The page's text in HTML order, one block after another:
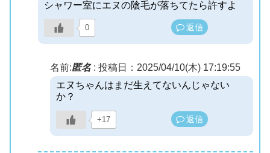
シャワー室にエヌの陰毛が落ちてたら許すよ
0 返信
名前:匿名: 投稿日：2025/04/10(木) 17:19:55
エヌちゃんはまだ生えてないんじゃない
か？
+17 返信